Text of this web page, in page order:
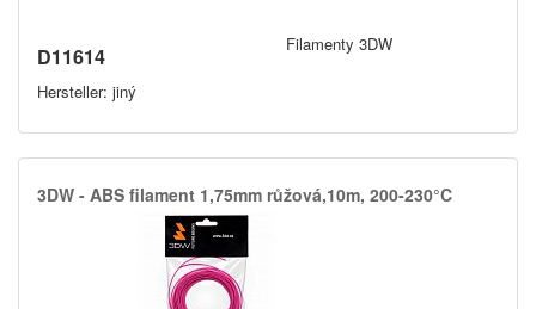
D11614
Hersteller: jiný
Filamenty 3DW
3DW -​ ABS filament 1,​75mm růžová,​10m,​ 200-230°C